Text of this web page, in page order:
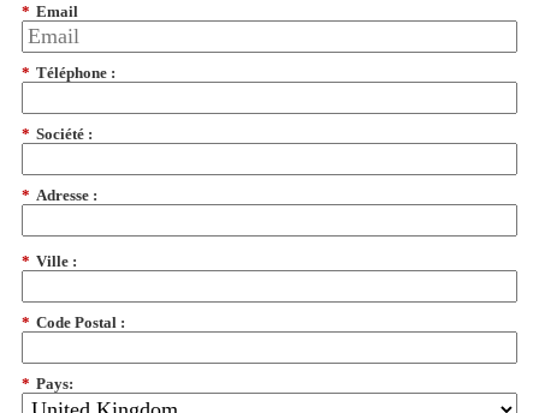
* Email
* Téléphone :
* Société :
* Adresse :
* Ville :
* Code Postal :
* Pays: